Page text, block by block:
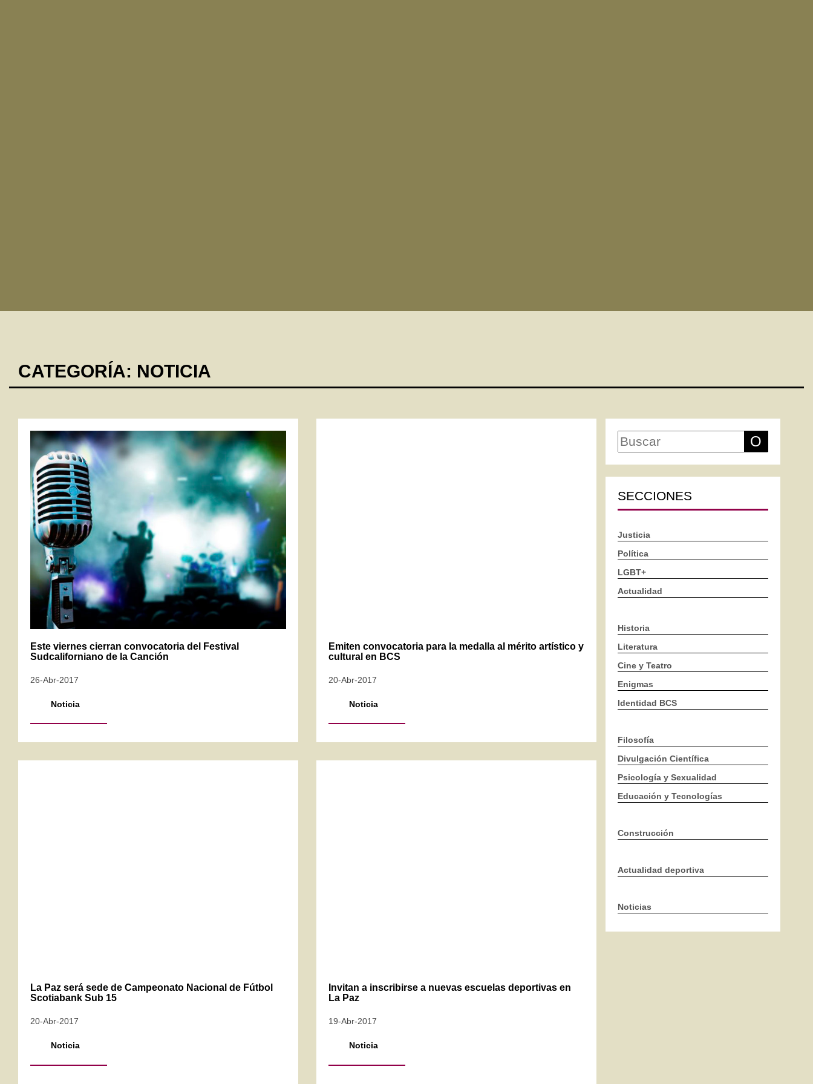
CATEGORÍA: NOTICIA
Este viernes cierran convocatoria del Festival
Sudcaliforniano de la Canción
26-Abr-2017
Noticia
Emiten convocatoria para la medalla al mérito artístico y
cultural en BCS
20-Abr-2017
Noticia
La Paz será sede de Campeonato Nacional de Fútbol
Scotiabank Sub 15
20-Abr-2017
Noticia
Invitan a inscribirse a nuevas escuelas deportivas en
La Paz
19-Abr-2017
Noticia
O
SECCIONES
Justicia
Política
LGBT+
Actualidad
Historia
Literatura
Cine y Teatro
Enigmas
Identidad BCS
Filosofía
Divulgación Científica
Psicología y Sexualidad
Educación y Tecnologías
Construcción
Actualidad deportiva
Noticias